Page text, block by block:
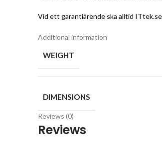
Vid ett garantiärende ska alltid
Additional information
WEIGHT
DIMENSIONS
Reviews (0)
Reviews